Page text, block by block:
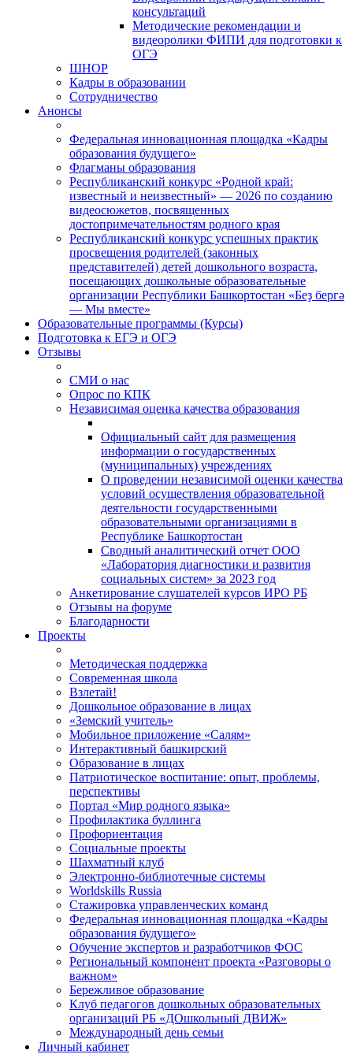
консультаций
Методические рекомендации и
видеоролики ФИПИ для подготовки к
ОГЭ
ШНОР
Кадры в образовании
Сотрудничество
Анонсы
Федеральная инновационная площадка «Кадры
образования будущего»
Флагманы образования
Республиканский конкурс «Родной край:
известный и неизвестный» — 2026 по созданию
видеосюжетов, посвященных
достопримечательностям родного края
Республиканский конкурс успешных практик
просвещения родителей (законных
представителей) детей дошкольного возраста,
посещающих дошкольные образовательные
организации Республики Башкортостан «Беҙ бергә
— Мы вместе»
Образовательные программы (Курсы)
Подготовка к ЕГЭ и ОГЭ
Отзывы
СМИ о нас
Опрос по КПК
Независимая оценка качества образования
Официальный сайт для размещения
информации о государственных
(муниципальных) учреждениях
О проведении независимой оценки качества
условий осуществления образовательной
деятельности государственными
образовательными организациями в
Республике Башкортостан
Сводный аналитический отчет ООО
«Лаборатория диагностики и развития
социальных систем» за 2023 год
Анкетирование слушателей курсов ИРО РБ
Отзывы на форуме
Благодарности
Проекты
Методическая поддержка
Современная школа
Взлетай!
Дошкольное образование в лицах
«Земский учитель»
Мобильное приложение «Салям»
Интерактивный башкирский
Образование в лицах
Патриотическое воспитание: опыт, проблемы,
перспективы
Портал «Мир родного языка»
Профилактика буллинга
Профориентация
Социальные проекты
Шахматный клуб
Электронно-библиотечные системы
Worldskills Russia
Стажировка управленческих команд
Федеральная инновационная площадка «Кадры
образования будущего»
Обучение экспертов и разработчиков ФОС
Региональный компонент проекта «Разговоры о
важном»
Бережливое образование
Клуб педагогов дошкольных образовательных
организаций РБ «ДОшкольный ДВИЖ»
Международный день семьи
Личный кабинет